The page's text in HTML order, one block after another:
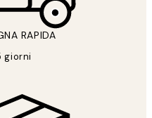
RAPIDA
giorni